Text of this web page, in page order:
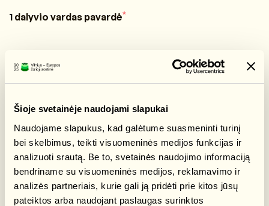
Šioje svetainėje naudojami slapukai
Naudojame slapukus, kad galėtume suasmeninti turinį
bei skelbimus, teikti visuomeninės medijos funkcijas ir
analizuoti srautą. Be to, svetainės naudojimo informaciją
bendriname su visuomeninės medijos, reklamavimo ir
analizės partneriais, kurie gali ją pridėti prie kitos jūsų
pateiktos arba naudojant paslaugas surinktos
1 dalyvio vardas pavardė*
*
3 dalyvio vardas pavardė*